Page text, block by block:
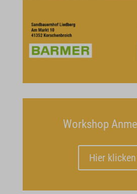
Workshop
Hier klicken